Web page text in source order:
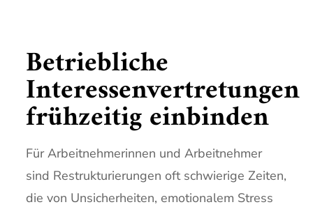
Betriebliche
Interessenvertretungen
frühzeitig einbinden
Für Arbeitnehmerinnen und Arbeitnehmer
sind Restrukturierungen oft schwierige Zeiten,
die von Unsicherheiten, emotionalem Stress